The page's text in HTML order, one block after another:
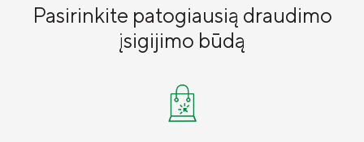
Pasirinkite patogiausią draudimo
įsigijimo būdą